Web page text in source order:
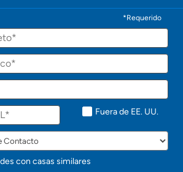
*Requerido
Fuera de EE. UU.
con casas similares